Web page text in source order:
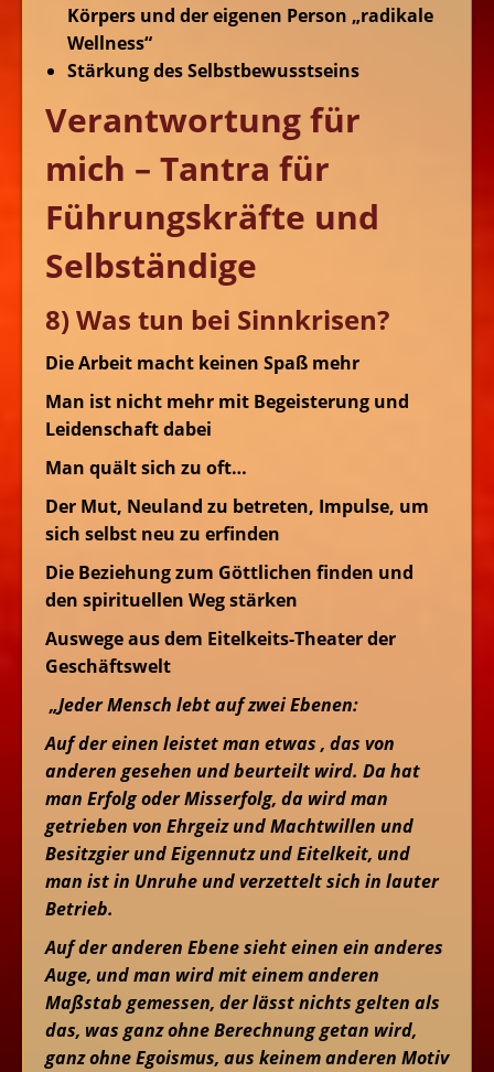
Körpers und der eigenen Person „radikale
Wellness“
Stärkung des Selbstbewusstseins
Verantwortung für
mich – Tantra für
Führungskräfte und
Selbständige
8) Was tun bei Sinnkrisen?
Die Arbeit macht keinen Spaß mehr
Man ist nicht mehr mit Begeisterung und
Leidenschaft dabei
Man quält sich zu oft…
Der Mut, Neuland zu betreten, Impulse, um
sich selbst neu zu erfinden
Die Beziehung zum Göttlichen finden und
den spirituellen Weg stärken
Auswege aus dem Eitelkeits-Theater der
Geschäftswelt
„Jeder Mensch lebt auf zwei Ebenen:
Auf der einen leistet man etwas , das von
anderen gesehen und beurteilt wird. Da hat
man Erfolg oder Misserfolg, da wird man
getrieben von Ehrgeiz und Machtwillen und
Besitzgier und Eigennutz und Eitelkeit, und
man ist in Unruhe und verzettelt sich in lauter
Betrieb.
Auf der anderen Ebene sieht einen ein anderes
Auge, und man wird mit einem anderen
Maßstab gemessen, der lässt nichts gelten als
das, was ganz ohne Berechnung getan wird,
ganz ohne Egoismus, aus keinem anderen Motiv